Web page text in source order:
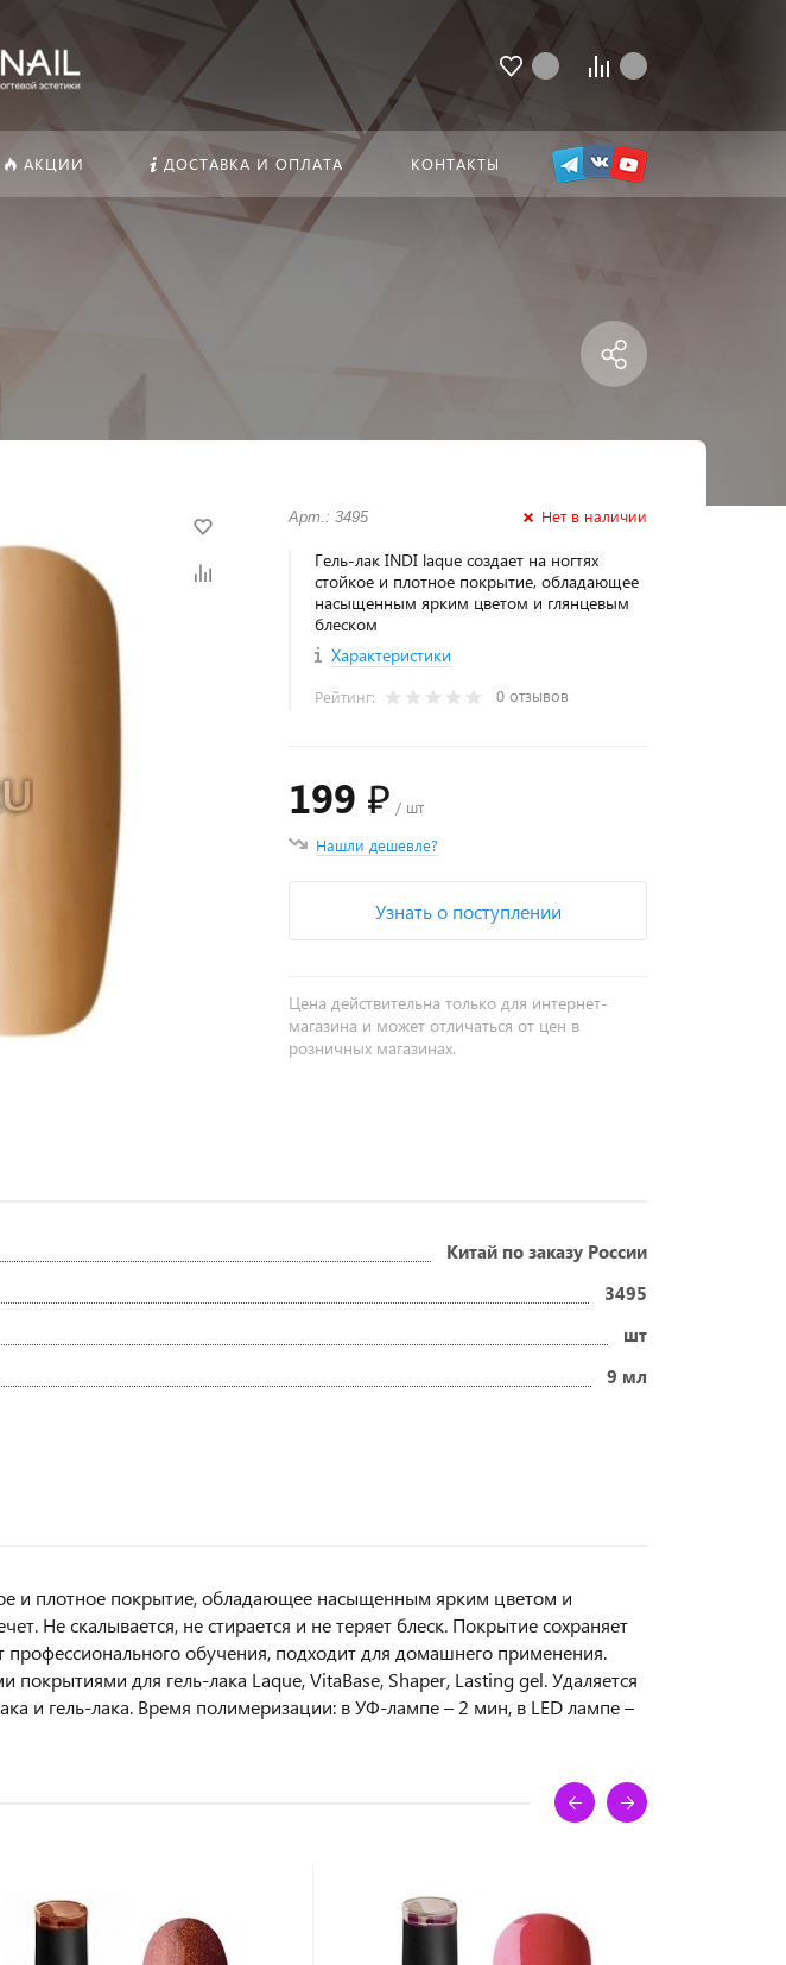
АКЦИИ ДОСТАВКА И ОПЛАТА КОНТАКТЫ
Арт.: 3495 Нет в наличии
Гель-лак INDI laque создает на ногтях
стойкое и плотное покрытие, обладающее
насыщенным ярким цветом и глянцевым
блеском
Характеристики
Рейтинг: 0 отзывов
199 ₽ / шт
Нашли дешевле?
Узнать о поступлении
Цена действительна только для интернет-
магазина и может отличаться от цен в
розничных магазинах.
Китай по заказу России
3495
шт
9 мл
и плотное покрытие, обладающее насыщенным ярким цветом и
Не скалывается, не стирается и не теряет блеск. Покрытие сохраняет
обучения, подходит для домашнего применения.
для гель-лака Laque, VitaBase, Shaper, Lasting gel. Удаляется
и гель-лака. Время полимеризации: в УФ-лампе – 2 мин, в LED лампе –